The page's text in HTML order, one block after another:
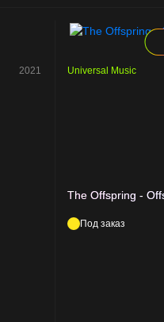
2021 Universal Music
The Offspring -
Под заказ